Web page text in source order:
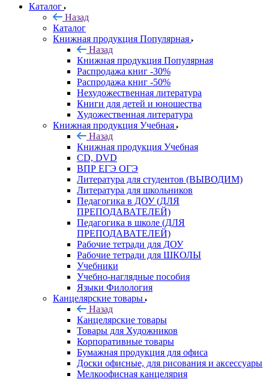
Каталог
Назад
Каталог
Книжная продукция Популярная
Назад
Книжная продукция Популярная
Распродажа книг -30%
Распродажа книг -50%
Нехудожественная литература
Книги для детей и юношества
Художественная литература
Книжная продукция Учебная
Назад
Книжная продукция Учебная
CD, DVD
ВПР ЕГЭ ОГЭ
Литература для студентов (ВЫВОДИМ)
Литература для школьников
Педагогика в ДОУ (ДЛЯ
ПРЕПОДАВАТЕЛЕЙ)
Педагогика в школе (ДЛЯ
ПРЕПОДАВАТЕЛЕЙ)
Рабочие тетради для ДОУ
Рабочие тетради для ШКОЛЫ
Учебники
Учебно-наглядные пособия
Языки Филология
Канцелярские товары
Назад
Канцелярские товары
Товары для Художников
Корпоративные товары
Бумажная продукция для офиса
Доски офисные, для рисования и аксессуары
Мелкоофисная канцелярия